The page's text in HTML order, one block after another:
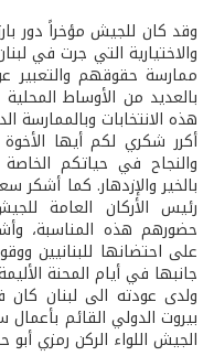
وقد كان للجيش مؤخراً دور
والاختيارية التي جرت في
ممارسة حقوقهم والتعبير
بالعديد من الأوساط المحلية
هذه الانتخابات وبالممارسة
أكرر شكري لكم أيها
والنجاح في حياتكم
بالخير والإزدهار. كما أشكر
رئيس الأركان العامة
حضورهم هذه المناسبة،
على احتضانها للبنانيين
جانبها في أيام المحنة
ولدى عودته الى لبنان
بيروت الدولي القائم
الجيش اللواء الركن رمزي أبو